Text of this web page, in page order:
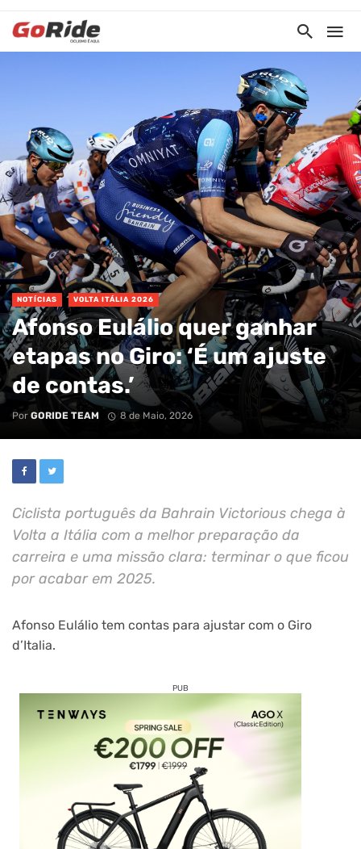
NOTÍCIAS VOLTA ITÁLIA 2026
Afonso Eulálio quer ganhar
etapas no Giro: ‘É um ajuste
de contas.’
Por GORIDE TEAM 8 de Maio, 2026
Ciclista português da Bahrain Victorious chega à
Volta a Itália com a melhor preparação da
carreira e uma missão clara: terminar o que ficou
por acabar em 2025.
Afonso Eulálio tem contas para ajustar com o Giro
d’Italia.
PUB